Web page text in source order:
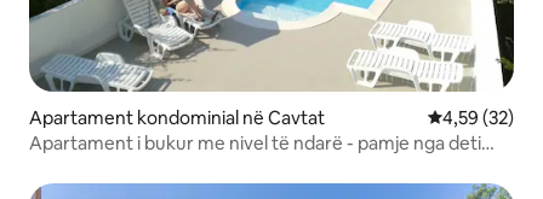
Apartament kondominial në Cavtat Vlerësimi
4,59 (32)
Apartament i bukur me nivel të ndarë - pamje nga deti